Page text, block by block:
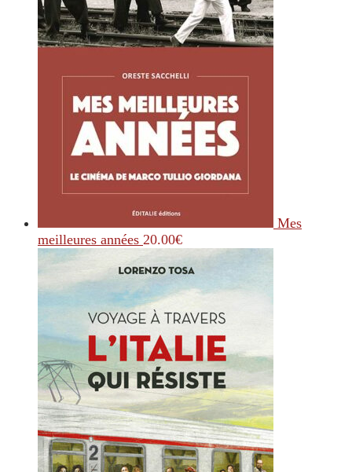
Mes
meilleures années 20.00€